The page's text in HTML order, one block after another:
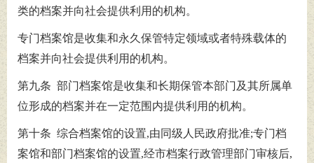
类的档案并向社会提供利用的机构。
专门档案馆是收集和永久保管特定领域或者特殊载体的
档案并向社会提供利用的机构。
第九条 部门档案馆是收集和长期保管本部门及其所属单
位形成的档案并在一定范围内提供利用的机构。
第十条 综合档案馆的设置,由同级人民政府批准;专门档
案馆和部门档案馆的设置,经市档案行政管理部门审核后,